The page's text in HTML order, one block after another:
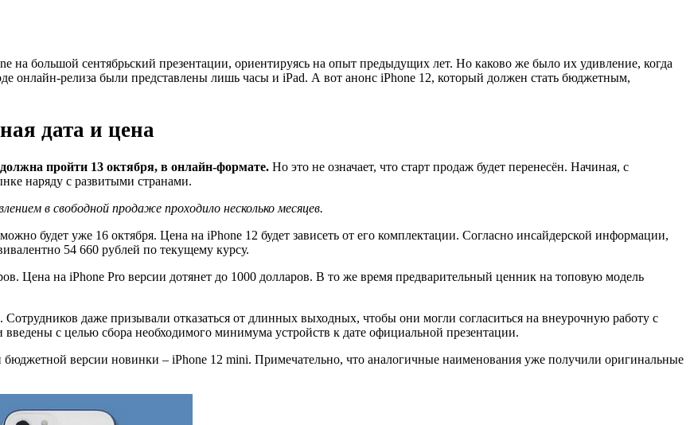
большой сентябрьский презентации, ориентируясь на опыт предыдущих лет. Но каково же было их удивление, когда
онлайн-релиза были представлены лишь часы и iPad. А вот анонс iPhone 12, который должен стать бюджетным,
дата и цена
пройти 13 октября, в онлайн-формате. Но это не означает, что старт продаж будет перенесён. Начиная, с
наряду с развитыми странами.
в свободной продаже проходило несколько месяцев.
будет уже 16 октября. Цена на iPhone 12 будет зависеть от его комплектации. Согласно инсайдерской информации,
54 660 рублей по текущему курсу.
Цена на iPhone Pro версии дотянет до 1000 долларов. В то же время предварительный ценник на топовую модель
даже призывали отказаться от длинных выходных, чтобы они могли согласиться на внеурочную работу с
с целью сбора необходимого минимума устройств к дате официальной презентации.
версии новинки – iPhone 12 mini. Примечательно, что аналогичные наименования уже получили оригинальные